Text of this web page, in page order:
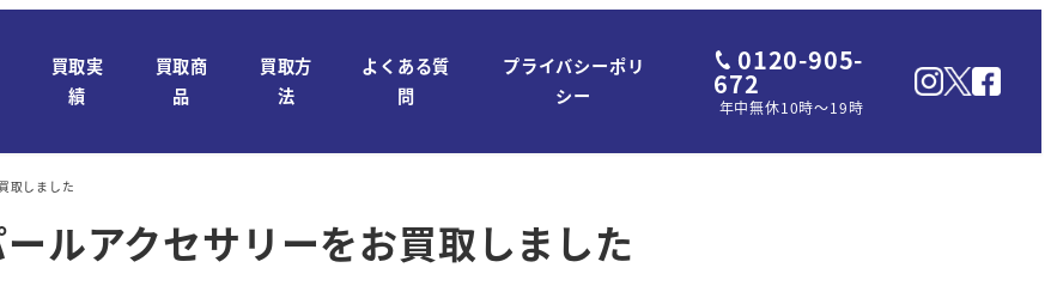
買取実
績
買取商
品
買取方
法
よくある質
問
プライバシーポリ
シー
0120-905-
672
年中無休10時～19時
取しました
ルアクセサリーをお買取しました